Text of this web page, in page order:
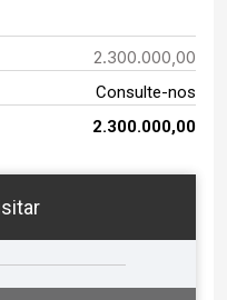
2.300.000,00
Consulte-nos
2.300.000,00
e horário para
você?